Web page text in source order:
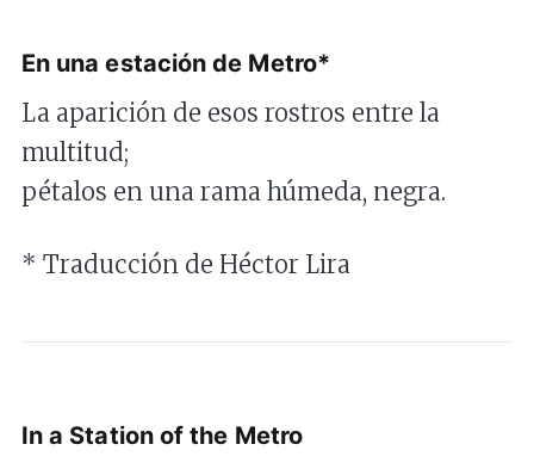
En una estación de Metro*
La aparición de esos rostros entre la
multitud;
pétalos en una rama húmeda, negra.
* Traducción de Héctor Lira
In a Station of the Metro